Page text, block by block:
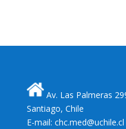
Av. Las Palmeras
Santiago, Chile
E-mail: chc.med@uchile.cl